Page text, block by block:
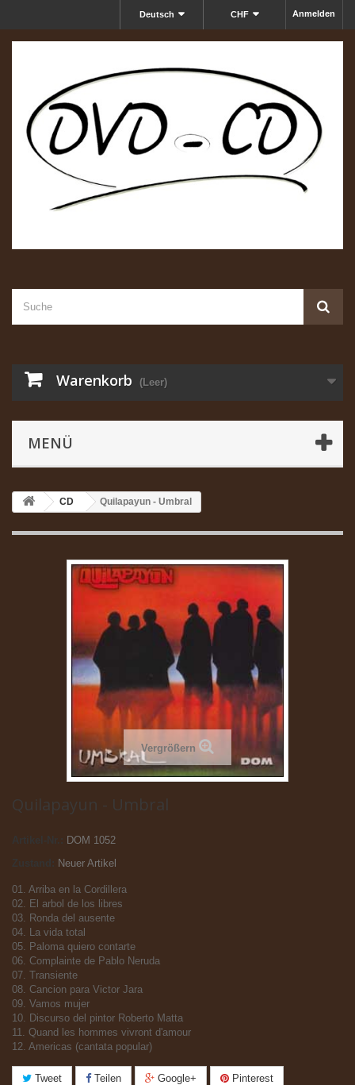
Anmelden
CHF
Deutsch
Warenkorb (Leer)
MENÜ
CD Quilapayun - Umbral
Vergrößern
Quilapayun - Umbral
Artikel-Nr.:
DOM 1052
Zustand:
Neuer Artikel
01. Arriba en la Cordillera
02. El arbol de los libres
03. Ronda del ausente
04. La vida total
05. Paloma quiero contarte
06. Complainte de Pablo Neruda
07. Transiente
08. Cancion para Victor Jara
09. Vamos mujer
10. Discurso del pintor Roberto Matta
11. Quand les hommes vivront d'amour
12. Americas (cantata popular)
Tweet Teilen Google+ Pinterest